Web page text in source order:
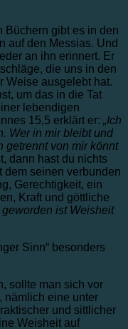
Büchern gibt es in den
auf den Messias. Und
an ihn erinnert. Er
die uns in den
Weise ausgelebt hat.
um das in die Tat
lebendigen
15,5 erklärt er: „Ich
Wer in mir bleibt und
getrennt von mir könnt
dann hast du nichts
dem seinen verbunden
Gerechtigkeit, ein
Kraft und göttliche
geworden ist Weisheit
Sinn“ besonders
sollte man sich vor
nämlich eine unter
und sittlicher
Weisheit auf